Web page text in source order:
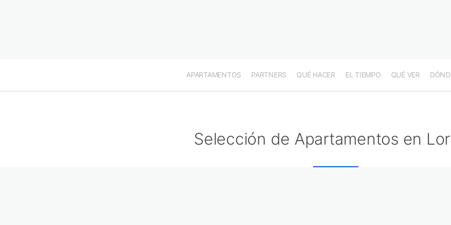
APARTAMENTOS PARTNERS QUÉ HACER EL TIEMPO QUÉ VER
Selección de Apartamentos en